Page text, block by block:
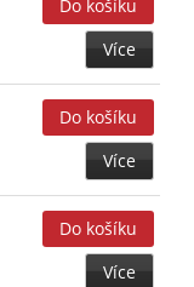
Více
Více
Více